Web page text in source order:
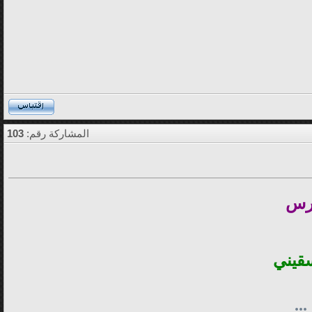
المشاركة رقم: 103
...